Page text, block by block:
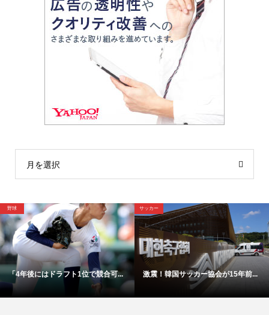
月を選択
後にはドラフト1位で競合可...
サッカー
激震！韓国サッカー協会が15年前...